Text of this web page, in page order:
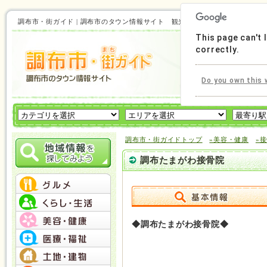
調布市・街ガイド | 調布市のタウン情報サイト 観光にも使える！調布市の
調布市・街ガイドトップ »美容・健康 »
調布たまがわ接骨院
◆調布たまがわ接骨院◆
This page can't
correctly.
Do you own this